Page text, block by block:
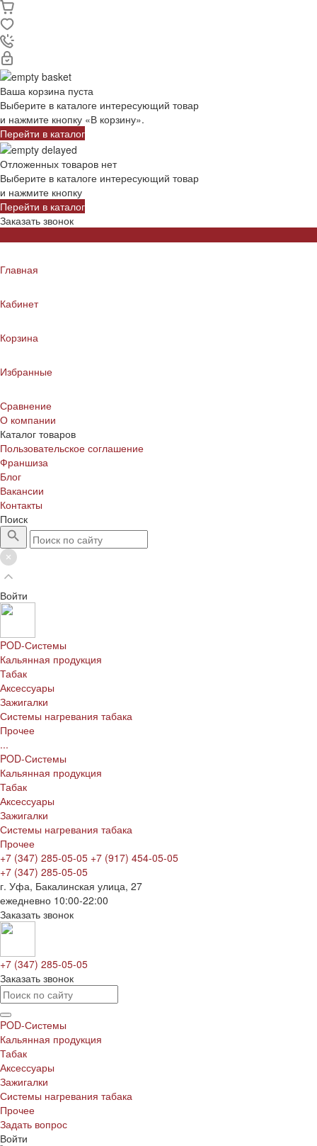
Ваша корзина пуста
Выберите в каталоге интересующий товар
и нажмите кнопку «В корзину».
Перейти в каталог
Отложенных товаров нет
Выберите в каталоге интересующий товар
и нажмите кнопку
Перейти в каталог
Заказать звонок
Главная
Кабинет
Корзина
Избранные
Сравнение
О компании
Каталог товаров
Пользовательское соглашение
Франшиза
Блог
Вакансии
Контакты
Поиск
Войти
POD-Системы
Кальянная продукция
Табак
Аксессуары
Зажигалки
Системы нагревания табака
Прочее
...
POD-Системы
Кальянная продукция
Табак
Аксессуары
Зажигалки
Системы нагревания табака
Прочее
+7 (347) 285-05-05 +7 (917) 454-05-05
+7 (347) 285-05-05
г. Уфа, Бакалинская улица, 27
ежедневно 10:00-22:00
Заказать звонок
+7 (347) 285-05-05
Заказать звонок
POD-Системы
Кальянная продукция
Табак
Аксессуары
Зажигалки
Системы нагревания табака
Прочее
Задать вопрос
Войти